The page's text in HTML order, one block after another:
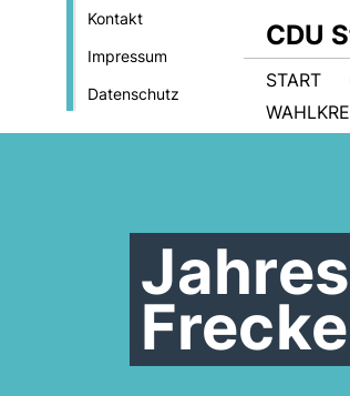
Kontakt
Impressum
Datenschutz
CDU
START